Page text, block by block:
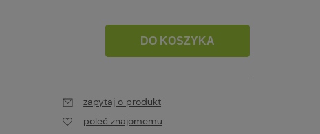
DO KOSZYKA
zapytaj o produkt
poleć znajomemu